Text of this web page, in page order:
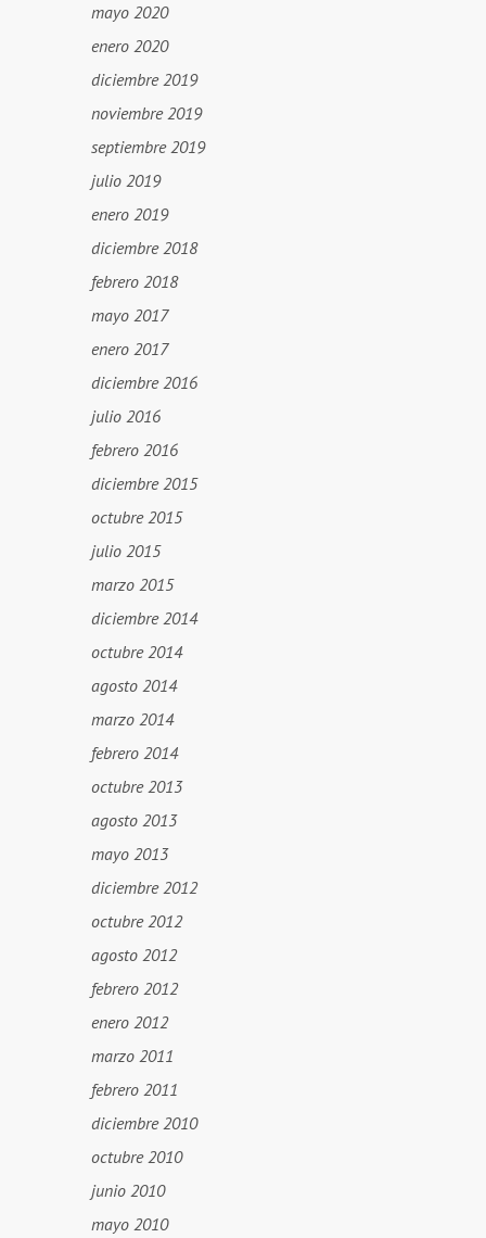
mayo 2020
enero 2020
diciembre 2019
noviembre 2019
septiembre 2019
julio 2019
enero 2019
diciembre 2018
febrero 2018
mayo 2017
enero 2017
diciembre 2016
julio 2016
febrero 2016
diciembre 2015
octubre 2015
julio 2015
marzo 2015
diciembre 2014
octubre 2014
agosto 2014
marzo 2014
febrero 2014
octubre 2013
agosto 2013
mayo 2013
diciembre 2012
octubre 2012
agosto 2012
febrero 2012
enero 2012
marzo 2011
febrero 2011
diciembre 2010
octubre 2010
junio 2010
mayo 2010